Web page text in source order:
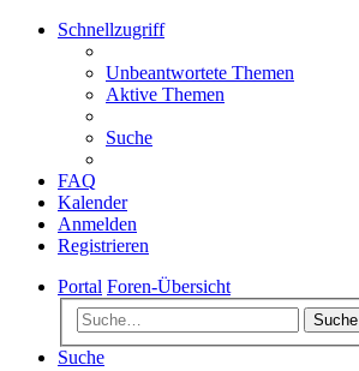
Schnellzugriff
Unbeantwortete Themen
Aktive Themen
Suche
FAQ
Kalender
Anmelden
Registrieren
Portal Foren-Übersicht
Suche
Suche